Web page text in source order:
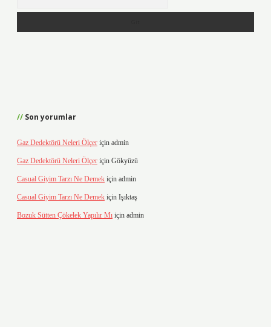
Son yorumlar
Gaz Dedektörü Neleri Ölçer için admin
Gaz Dedektörü Neleri Ölçer için Gökyüzü
Casual Giyim Tarzı Ne Demek için admin
Casual Giyim Tarzı Ne Demek için Işıktaş
Bozuk Sütten Çökelek Yapılır Mı için admin